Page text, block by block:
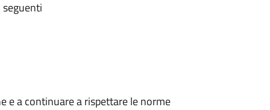
e a continuare a rispettare le norme